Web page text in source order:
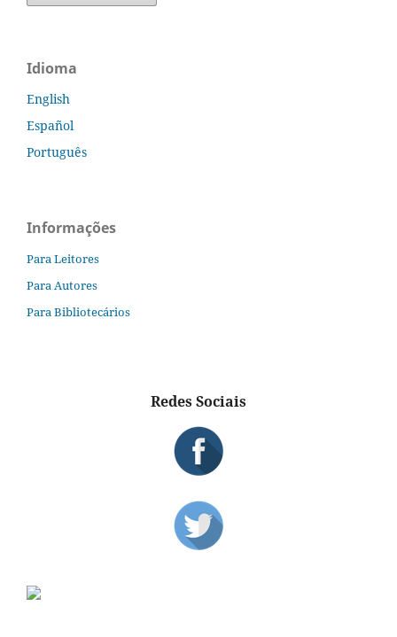
Idioma
English
Español
Português
Informações
Para Leitores
Para Autores
Para Bibliotecários
Redes Sociais